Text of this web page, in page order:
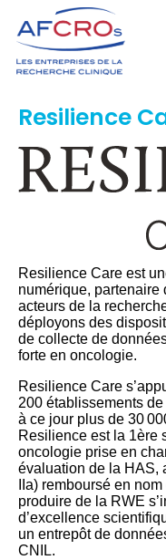
Resilience
Resilience Care est
numérique, partenaire
acteurs de la
déployons des
de collecte de
forte en oncologie.
Resilience Care
200 établissements
à ce jour plus de 30
Resilience est la 1ère
oncologie prise en
évaluation de la HAS,
IIa) remboursé en
produire de la RWE
d’excellence
un entrepôt de
CNIL.